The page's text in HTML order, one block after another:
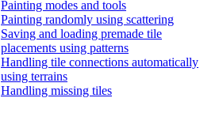
Painting modes and tools
Painting randomly using scattering
Saving and loading premade tile
placements using patterns
Handling tile connections automatically
using terrains
Handling missing tiles